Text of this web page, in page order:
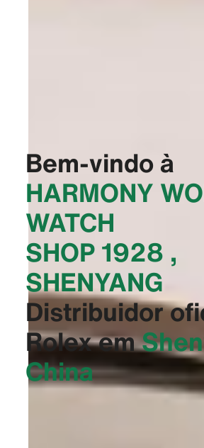
Bem-vindo à
‭HARMONY
WATCH
SHOP 1928 ,
SHENYANG‬
Distribuidor
Rolex em
China